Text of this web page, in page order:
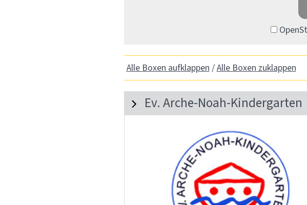
Alle Boxen aufklappen /Alle Boxen zuklappen
Ev. Arche-Noah-Kindergarten